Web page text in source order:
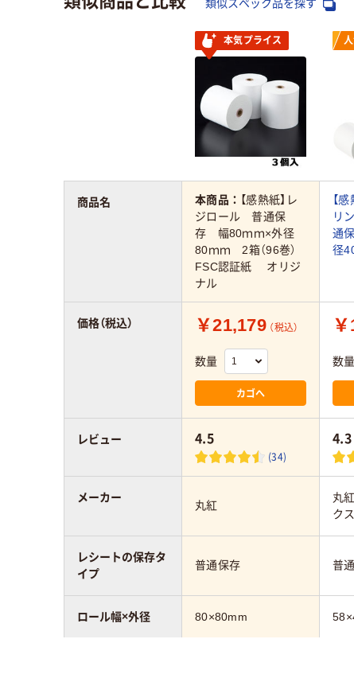
類似スペック品を探す
本気プライス
本商品： 【感熱紙】レ
ジロール 普通保
存 幅80ｍｍ×外径
80ｍｍ 2箱（96巻）
FSC認証紙 オリジ
ナル
【
リ
通
径
￥21,179 （税込）
数量
カゴへ
数量
4.5
(34)
4.3
丸紅
丸
クス
普通保存 普
80×80mm
商品名
価格（税込）
レビュー
メーカー
レシートの保存タ
イプ
ロール幅×外径